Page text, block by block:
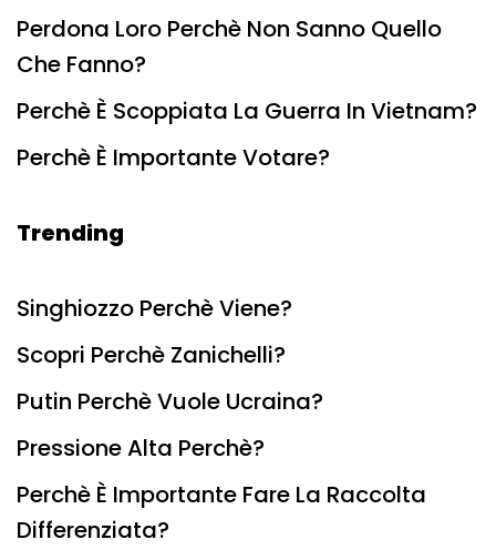
Perdona Loro Perchè Non Sanno Quello
Che Fanno?
Perchè È Scoppiata La Guerra In Vietnam?
Perchè È Importante Votare?
Trending
Singhiozzo Perchè Viene?
Scopri Perchè Zanichelli?
Putin Perchè Vuole Ucraina?
Pressione Alta Perchè?
Perchè È Importante Fare La Raccolta
Differenziata?